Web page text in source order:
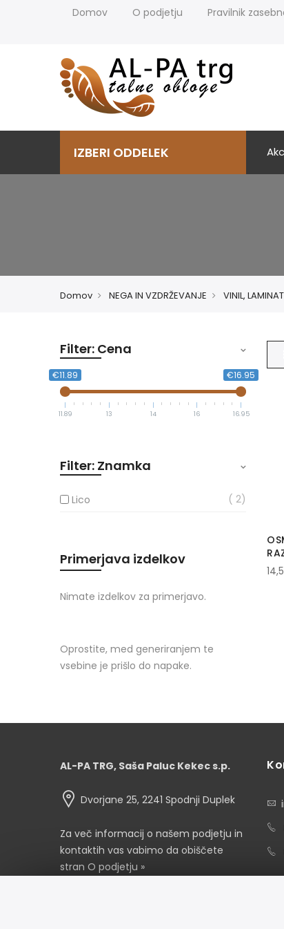
Domov O podjetju Pravilnik
IZBERI ODDELEK
Domov NEGA IN VZDRŽEVANJE VINIL, LAMINAT
Filter: Cena
€11.89 €16.95
11.89 13 14 16 16.95
Filter: Znamka
Lico 2
Primerjava izdelkov
Nimate izdelkov za primerjavo.
Oprostite, med generiranjem te
vsebine je prišlo do napake.
AL-PA TRG, Saša Paluc Kekec s.p.
Dvorjane 25, 2241 Spodnji Duplek
Za več informacij o našem podjetju in
kontaktih vas vabimo da obiščete
stran O podjetju »